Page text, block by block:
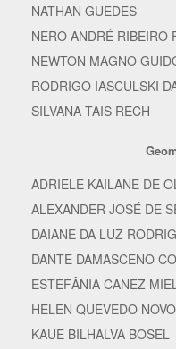
NATHAN GUEDES
NERO ANDRÉ RIBEIRO
NEWTON MAGNO
RODRIGO IASCULSKI
SILVANA TAIS RECH
ADRIELE KAILANE DE
ALEXANDER JOSÉ DE
DAIANE DA LUZ
DANTE DAMASCENO
ESTEFÂNIA CANEZ
HELEN QUEVEDO
KAUE BILHALVA BOSEL